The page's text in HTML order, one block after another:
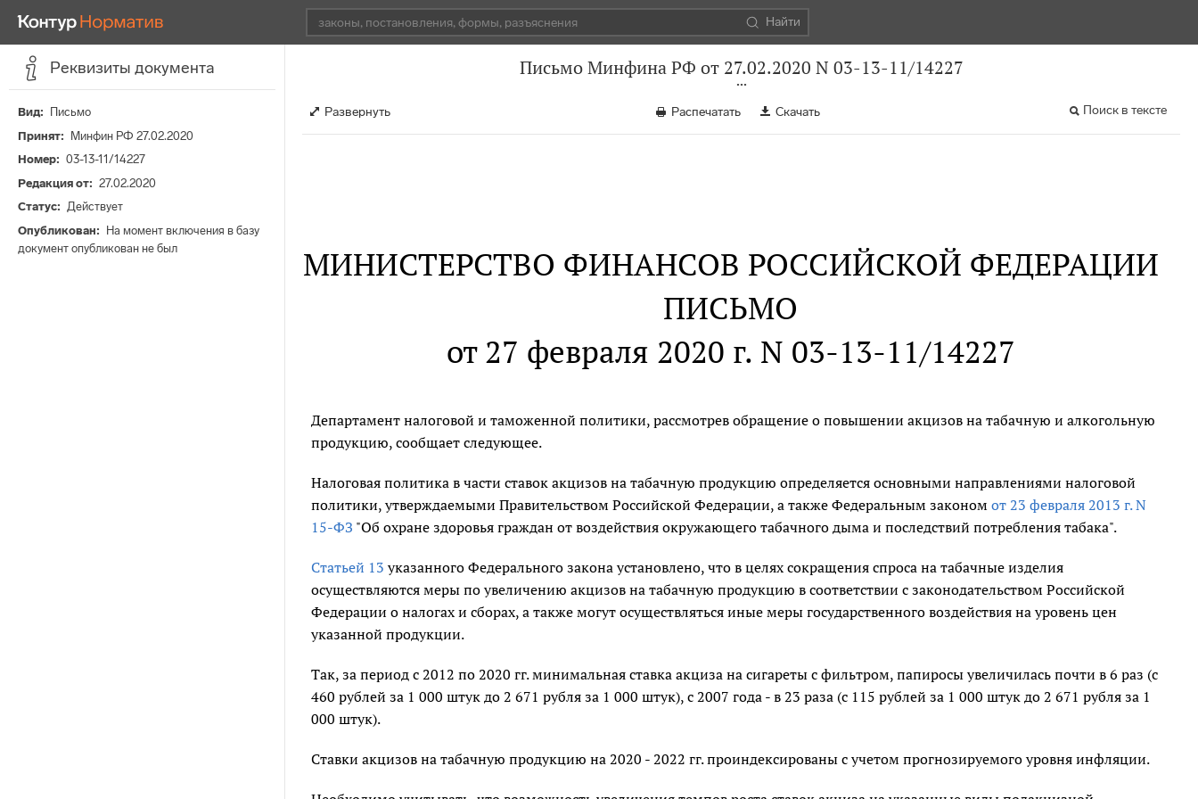
Найти
Реквизиты документа
Вид
Письмо
Принят
Минфин РФ 27.02.2020
Номер
03-13-11/14227
Редакция от
27.02.2020
Статус
Действует
Опубликован
На момент включения в базу
документ опубликован не был
Письмо Минфина РФ от 27.02.2020 N 03-13-11/14227
Развернуть Распечатать Скачать Поиск в тексте
МИНИСТЕРСТВО ФИНАНСОВ РОССИЙСКОЙ ФЕДЕРАЦИИ
ПИСЬМО
от 27 февраля 2020 г. N 03-13-11/14227
Департамент налоговой и таможенной политики, рассмотрев обращение о повышении акцизов на табачную и алкогольную
продукцию, сообщает следующее.
Налоговая политика в части ставок акцизов на табачную продукцию определяется основными направлениями налоговой
политики, утверждаемыми Правительством Российской Федерации, а также Федеральным законом от 23 февраля 2013 г. N
15-ФЗ "Об охране здоровья граждан от воздействия окружающего табачного дыма и последствий потребления табака".
Статьей 13 указанного Федерального закона установлено, что в целях сокращения спроса на табачные изделия
осуществляются меры по увеличению акцизов на табачную продукцию в соответствии с законодательством Российской
Федерации о налогах и сборах, а также могут осуществляться иные меры государственного воздействия на уровень цен
указанной продукции.
Так, за период с 2012 по 2020 гг. минимальная ставка акциза на сигареты с фильтром, папиросы увеличилась почти в 6 раз (с
460 рублей за 1 000 штук до 2 671 рубля за 1 000 штук), с 2007 года - в 23 раза (с 115 рублей за 1 000 штук до 2 671 рубля за 1
000 штук).
Ставки акцизов на табачную продукцию на 2020 - 2022 гг. проиндексированы с учетом прогнозируемого уровня инфляции.